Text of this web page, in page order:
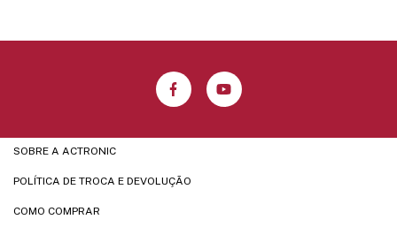
SOBRE A ACTRONIC
POLÍTICA DE TROCA E DEVOLUÇÃO
COMO COMPRAR